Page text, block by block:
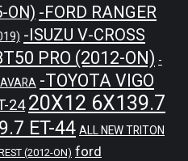
ON) -FORD RANGER
-ISUZU V-CROSS
PRO (2012-ON) -
-TOYOTA VIGO
24 20X12 6X139.7
ET-44 ALL NEW TRITON
(2012-ON) ford